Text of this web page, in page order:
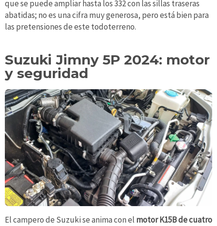
que se puede ampliar hasta los 332 con las sillas traseras
abatidas; no es una cifra muy generosa, pero está bien para
las pretensiones de este todoterreno.
Suzuki Jimny 5P 2024: motor
y seguridad
El campero de Suzuki se anima con el motor K15B de cuatro